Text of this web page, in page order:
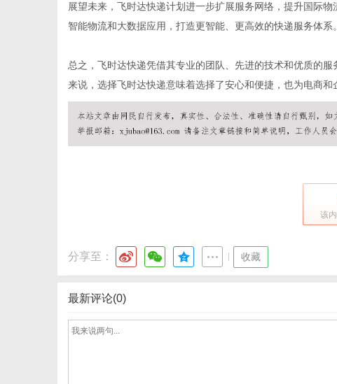
展望未来，飞时达快递计划进一步扩展服务网络，提升国际
智能物流和大数据应用，打造更智能、更高效的快递服务体系。
总之，飞时达快递凭借其专业的团队、先进的技术和优质的
来说，选择飞时达快递意味着选择了安心和便捷，也为电商和
该
分享至： 收藏
最新评论(0)